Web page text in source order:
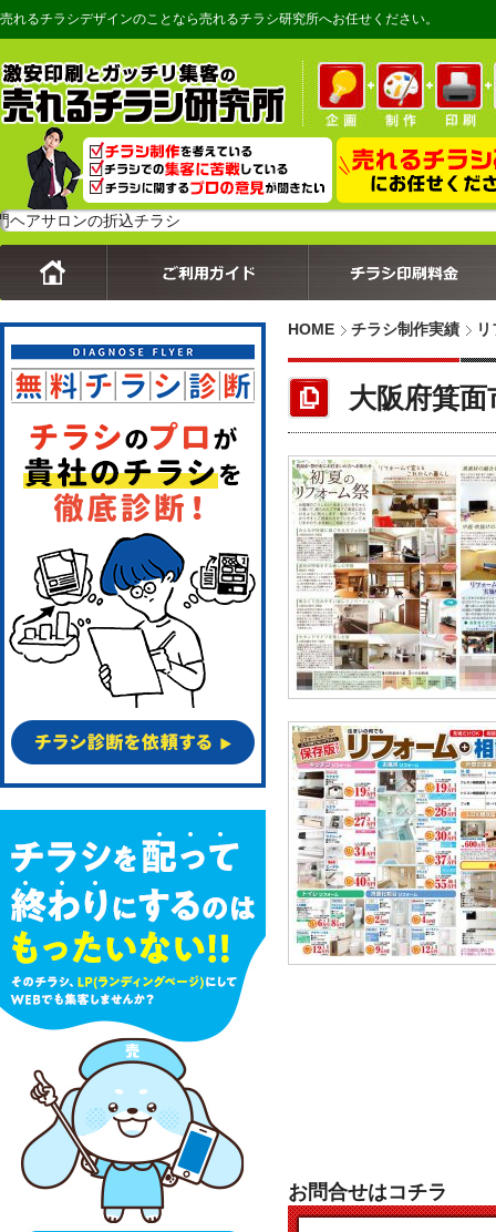
売れるチラシデザインのことなら売れるチラシ研究所へお任せください。
ンの折込チラシ
HOME チラシ制作実績
大阪府箕
お問合せはコチラ